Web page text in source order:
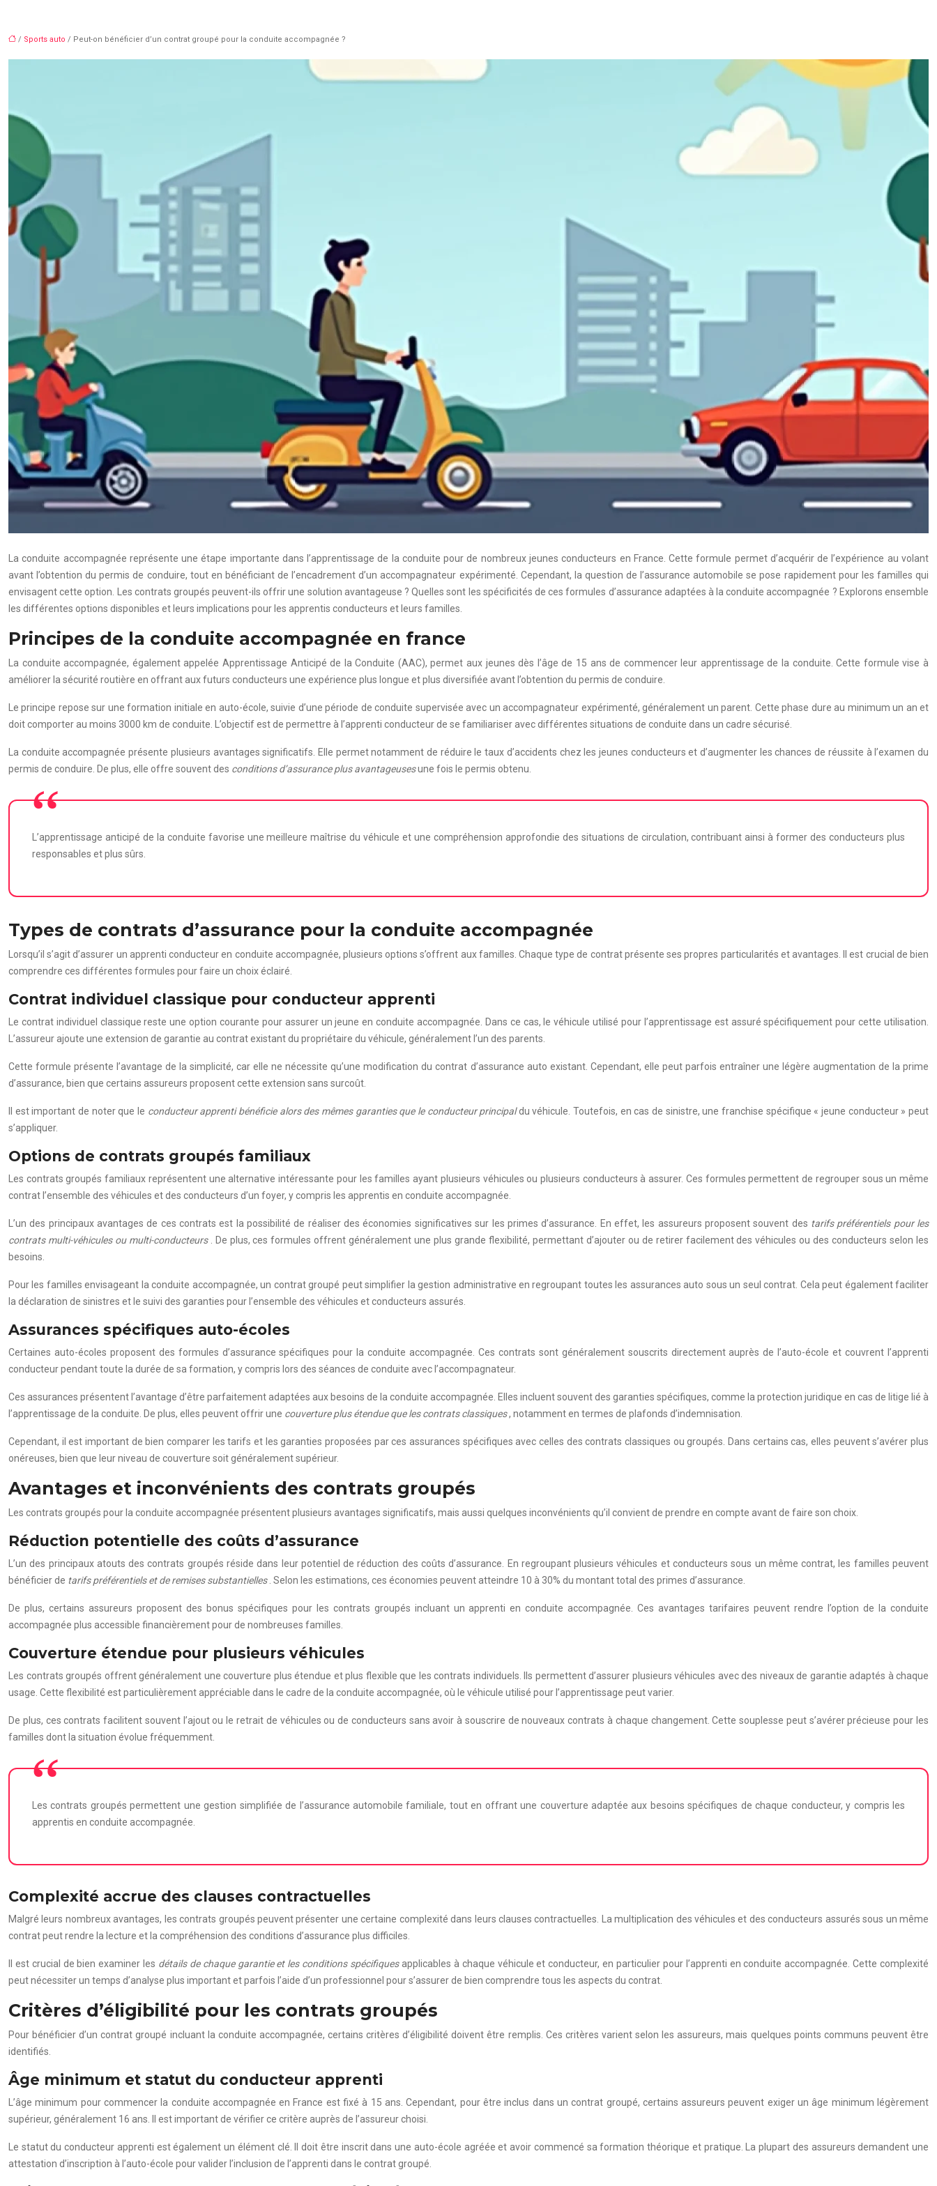
/ Sports auto / Peut-on bénéficier d’un contrat groupé pour la conduite accompagnée ?
La conduite accompagnée représente une étape importante dans l’apprentissage de la conduite pour de nombreux jeunes conducteurs en France. Cette formule permet d’acquérir de l’expérience au volant
avant l’obtention du permis de conduire, tout en bénéficiant de l’encadrement d’un accompagnateur expérimenté. Cependant, la question de l’assurance automobile se pose rapidement pour les familles qui
envisagent cette option. Les contrats groupés peuvent-ils offrir une solution avantageuse ? Quelles sont les spécificités de ces formules d’assurance adaptées à la conduite accompagnée ? Explorons ensemble
les différentes options disponibles et leurs implications pour les apprentis conducteurs et leurs familles.
Principes de la conduite accompagnée en france
La conduite accompagnée, également appelée Apprentissage Anticipé de la Conduite (AAC), permet aux jeunes dès l’âge de 15 ans de commencer leur apprentissage de la conduite. Cette formule vise à
améliorer la sécurité routière en offrant aux futurs conducteurs une expérience plus longue et plus diversifiée avant l’obtention du permis de conduire.
Le principe repose sur une formation initiale en auto-école, suivie d’une période de conduite supervisée avec un accompagnateur expérimenté, généralement un parent. Cette phase dure au minimum un an et
doit comporter au moins 3000 km de conduite. L’objectif est de permettre à l’apprenti conducteur de se familiariser avec différentes situations de conduite dans un cadre sécurisé.
La conduite accompagnée présente plusieurs avantages significatifs. Elle permet notamment de réduire le taux d’accidents chez les jeunes conducteurs et d’augmenter les chances de réussite à l’examen du
permis de conduire. De plus, elle offre souvent des conditions d’assurance plus avantageusesune fois le permis obtenu.
L’apprentissage anticipé de la conduite favorise une meilleure maîtrise du véhicule et une compréhension approfondie des situations de circulation, contribuant ainsi à former des conducteurs plus
responsables et plus sûrs.
Types de contrats d’assurance pour la conduite accompagnée
Lorsqu’il s’agit d’assurer un apprenti conducteur en conduite accompagnée, plusieurs options s’offrent aux familles. Chaque type de contrat présente ses propres particularités et avantages. Il est crucial de bien
comprendre ces différentes formules pour faire un choix éclairé.
Contrat individuel classique pour conducteur apprenti
Le contrat individuel classique reste une option courante pour assurer un jeune en conduite accompagnée. Dans ce cas, le véhicule utilisé pour l’apprentissage est assuré spécifiquement pour cette utilisation.
L’assureur ajoute une extension de garantie au contrat existant du propriétaire du véhicule, généralement l’un des parents.
Cette formule présente l’avantage de la simplicité, car elle ne nécessite qu’une modification du contrat d’assurance auto existant. Cependant, elle peut parfois entraîner une légère augmentation de la prime
d’assurance, bien que certains assureurs proposent cette extension sans surcoût.
Il est important de noter que le conducteur apprenti bénéficie alors des mêmes garanties que le conducteur principaldu véhicule. Toutefois, en cas de sinistre, une franchise spécifique « jeune conducteur » peut
s’appliquer.
Options de contrats groupés familiaux
Les contrats groupés familiaux représentent une alternative intéressante pour les familles ayant plusieurs véhicules ou plusieurs conducteurs à assurer. Ces formules permettent de regrouper sous un même
contrat l’ensemble des véhicules et des conducteurs d’un foyer, y compris les apprentis en conduite accompagnée.
L’un des principaux avantages de ces contrats est la possibilité de réaliser des économies significatives sur les primes d’assurance. En effet, les assureurs proposent souvent des tarifs préférentiels pour les
contrats multi-véhicules ou multi-conducteurs
. De plus, ces formules offrent généralement une plus grande flexibilité, permettant d’ajouter ou de retirer facilement des véhicules ou des conducteurs selon les
besoins.
Pour les familles envisageant la conduite accompagnée, un contrat groupé peut simplifier la gestion administrative en regroupant toutes les assurances auto sous un seul contrat. Cela peut également faciliter
la déclaration de sinistres et le suivi des garanties pour l’ensemble des véhicules et conducteurs assurés.
Assurances spécifiques auto-écoles
Certaines auto-écoles proposent des formules d’assurance spécifiques pour la conduite accompagnée. Ces contrats sont généralement souscrits directement auprès de l’auto-école et couvrent l’apprenti
conducteur pendant toute la durée de sa formation, y compris lors des séances de conduite avec l’accompagnateur.
Ces assurances présentent l’avantage d’être parfaitement adaptées aux besoins de la conduite accompagnée. Elles incluent souvent des garanties spécifiques, comme la protection juridique en cas de litige lié à
l’apprentissage de la conduite. De plus, elles peuvent offrir une couverture plus étendue que les contrats classiques, notamment en termes de plafonds d’indemnisation.
Cependant, il est important de bien comparer les tarifs et les garanties proposées par ces assurances spécifiques avec celles des contrats classiques ou groupés. Dans certains cas, elles peuvent s’avérer plus
onéreuses, bien que leur niveau de couverture soit généralement supérieur.
Avantages et inconvénients des contrats groupés
Les contrats groupés pour la conduite accompagnée présentent plusieurs avantages significatifs, mais aussi quelques inconvénients qu’il convient de prendre en compte avant de faire son choix.
Réduction potentielle des coûts d’assurance
L’un des principaux atouts des contrats groupés réside dans leur potentiel de réduction des coûts d’assurance. En regroupant plusieurs véhicules et conducteurs sous un même contrat, les familles peuvent
bénéficier de tarifs préférentiels et de remises substantielles . Selon les estimations, ces économies peuvent atteindre 10 à 30% du montant total des primes d’assurance.
De plus, certains assureurs proposent des bonus spécifiques pour les contrats groupés incluant un apprenti en conduite accompagnée. Ces avantages tarifaires peuvent rendre l’option de la conduite
accompagnée plus accessible financièrement pour de nombreuses familles.
Couverture étendue pour plusieurs véhicules
Les contrats groupés offrent généralement une couverture plus étendue et plus flexible que les contrats individuels. Ils permettent d’assurer plusieurs véhicules avec des niveaux de garantie adaptés à chaque
usage. Cette flexibilité est particulièrement appréciable dans le cadre de la conduite accompagnée, où le véhicule utilisé pour l’apprentissage peut varier.
De plus, ces contrats facilitent souvent l’ajout ou le retrait de véhicules ou de conducteurs sans avoir à souscrire de nouveaux contrats à chaque changement. Cette souplesse peut s’avérer précieuse pour les
familles dont la situation évolue fréquemment.
Les contrats groupés permettent une gestion simplifiée de l’assurance automobile familiale, tout en offrant une couverture adaptée aux besoins spécifiques de chaque conducteur, y compris les
apprentis en conduite accompagnée.
Complexité accrue des clauses contractuelles
Malgré leurs nombreux avantages, les contrats groupés peuvent présenter une certaine complexité dans leurs clauses contractuelles. La multiplication des véhicules et des conducteurs assurés sous un même
contrat peut rendre la lecture et la compréhension des conditions d’assurance plus difficiles.
Il est crucial de bien examiner les détails de chaque garantie et les conditions spécifiques applicables à chaque véhicule et conducteur, en particulier pour l’apprenti en conduite accompagnée. Cette complexité
peut nécessiter un temps d’analyse plus important et parfois l’aide d’un professionnel pour s’assurer de bien comprendre tous les aspects du contrat.
Critères d’éligibilité pour les contrats groupés
Pour bénéficier d’un contrat groupé incluant la conduite accompagnée, certains critères d’éligibilité doivent être remplis. Ces critères varient selon les assureurs, mais quelques points communs peuvent être
identifiés.
Âge minimum et statut du conducteur apprenti
L’âge minimum pour commencer la conduite accompagnée en France est fixé à 15 ans. Cependant, pour être inclus dans un contrat groupé, certains assureurs peuvent exiger un âge minimum légèrement
supérieur, généralement 16 ans. Il est important de vérifier ce critère auprès de l’assureur choisi.
Le statut du conducteur apprenti est également un élément clé. Il doit être inscrit dans une auto-école agréée et avoir commencé sa formation théorique et pratique. La plupart des assureurs demandent une
attestation d’inscription à l’auto-école pour valider l’inclusion de l’apprenti dans le contrat groupé.